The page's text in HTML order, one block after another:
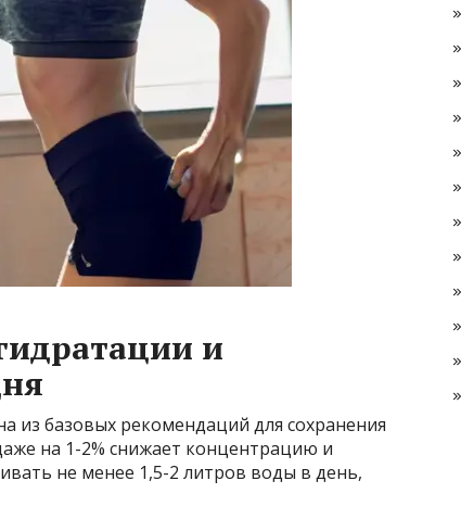
и
из базовых рекомендаций для сохранения
на 1-2% снижает концентрацию и
не менее 1,5-2 литров воды в день,